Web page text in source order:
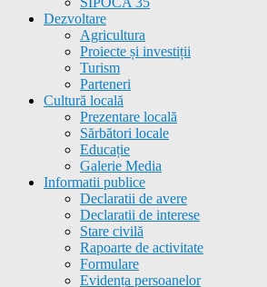
Dezvoltare
Agricultura
Proiecte și investiții
Turism
Parteneri
Cultură locală
Prezentare locală
Sărbători locale
Educație
Galerie Media
Informatii publice
Declaratii de avere
Declaratii de interese
Stare civilă
Rapoarte de activitate
Formulare
Evidența persoanelor